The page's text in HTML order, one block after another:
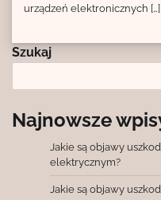
urządzeń elektronicznych […]
Szukaj
Najnowsze
Jakie są objawy
elektrycznym?
Jakie są objawy